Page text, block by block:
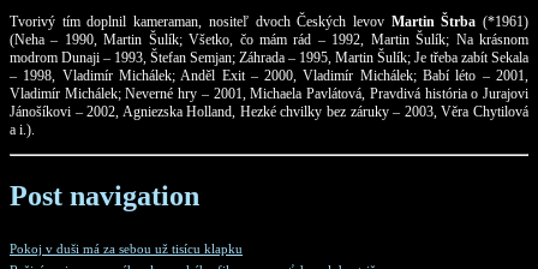
Tvorivý tím doplnil kameraman, nositeľ dvoch Českých levov Martin Štrba(*1961)
(Neha – 1990, Martin Šulík; Všetko, čo mám rád – 1992, Martin Šulík; Na krásnom
modrom Dunaji – 1993, Štefan Semjan; Záhrada – 1995, Martin Šulík; Je třeba zabít Sekala
– 1998, Vladimír Michálek; Anděl Exit – 2000, Vladimír Michálek; Babí léto – 2001,
Vladimír Michálek; Neverné hry – 2001, Michaela Pavlátová, Pravdivá história o Jurajovi
Jánošíkovi – 2002, Agniezska Holland, Hezké chvilky bez záruky – 2003, Věra Chytilová
a i.).
Post navigation
Pokoj v duši má za sebou už tisícu klapku